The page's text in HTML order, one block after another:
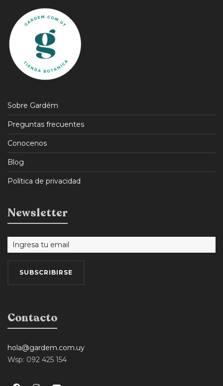
Sobre Gardém
Preguntas frecuentes
Conocenos
Blog
Política de privacidad
Newsletter
Contacto
hola@gardem.com.uy
Wsp: 092 425 154